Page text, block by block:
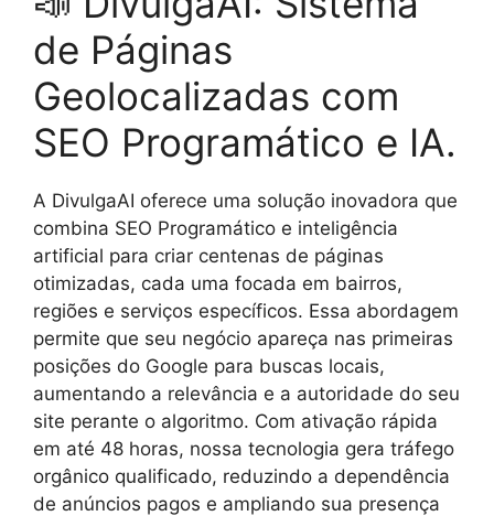
de Páginas
Geolocalizadas com
SEO Programático e IA.
A DivulgaAI oferece uma solução inovadora que
combina SEO Programático e inteligência
artificial para criar centenas de páginas
otimizadas, cada uma focada em bairros,
regiões e serviços específicos. Essa abordagem
permite que seu negócio apareça nas primeiras
posições do Google para buscas locais,
aumentando a relevância e a autoridade do seu
site perante o algoritmo. Com ativação rápida
em até 48 horas, nossa tecnologia gera tráfego
orgânico qualificado, reduzindo a dependência
de anúncios pagos e ampliando sua presença